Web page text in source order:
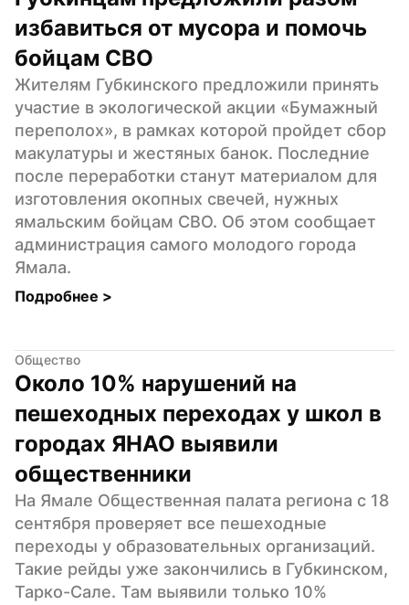
избавиться от мусора и помочь
бойцам СВО
Жителям Губкинского предложили принять
участие в экологической акции «Бумажный
переполох», в рамках которой пройдет сбор
макулатуры и жестяных банок. Последние
после переработки станут материалом для
изготовления окопных свечей, нужных
ямальским бойцам СВО. Об этом сообщает
администрация самого молодого города
Ямала.
Подробнее >
Общество
Около 10% нарушений на
пешеходных переходах у школ в
городах ЯНАО выявили
общественники
На Ямале Общественная палата региона с 18
сентября проверяет все пешеходные
переходы у образовательных организаций.
Такие рейды уже закончились в Губкинском,
Тарко-Сале. Там выявили только 10%